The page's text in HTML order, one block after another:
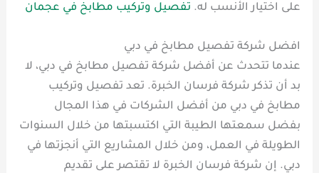
على اختيار الأنسب له. تفصيل وتركيب مطابخ في عجمان
افضل شركة تفصيل مطابخ في دبي
عندما تتحدث عن أفضل شركة تفصيل مطابخ في دبي، لا
بد أن تذكر شركة فرسان الخبرة. تعد تفصيل وتركيب
مطابخ في دبي من أفضل الشركات في هذا المجال
بفضل سمعتها الطيبة التي اكتسبتها من خلال السنوات
الطويلة في العمل، ومن خلال المشاريع التي أنجزتها في
دبي. إن شركة فرسان الخبرة لا تقتصر على تقديم